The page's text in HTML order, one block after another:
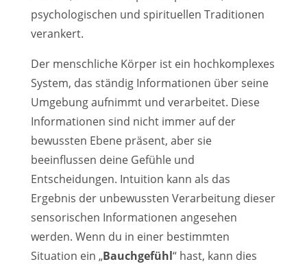
psychologischen und spirituellen Traditionen
verankert.
Der menschliche Körper ist ein hochkomplexes
System, das ständig Informationen über seine
Umgebung aufnimmt und verarbeitet. Diese
Informationen sind nicht immer auf der
bewussten Ebene präsent, aber sie
beeinflussen deine Gefühle und
Entscheidungen. Intuition kann als das
Ergebnis der unbewussten Verarbeitung dieser
sensorischen Informationen angesehen
werden. Wenn du in einer bestimmten
Situation ein „Bauchgefühl“ hast, kann dies